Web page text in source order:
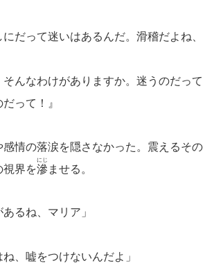
にだって迷いはあるんだ。滑稽だよね、
そんなわけがありますか。迷うのだって
って！』
情の落涙を隠さなかった。震えるその
視界を滲
にじ
ませる。
るね、マリア」
ね、嘘をつけないんだよ」